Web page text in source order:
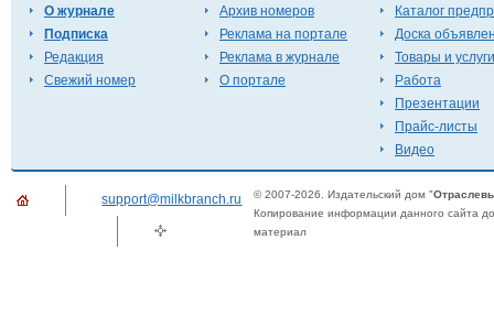
О журнале
Подписка
Редакция
Свежий номер
Архив номеров
Реклама на портале
Реклама в журнале
О портале
Каталог
Доска
Товары и услуги
Работа
Презентации
Прайс-листы
Видео
support@milkbranch.ru © 2007-2026. Издательский дом "
Копирование информации данного сайта
материал